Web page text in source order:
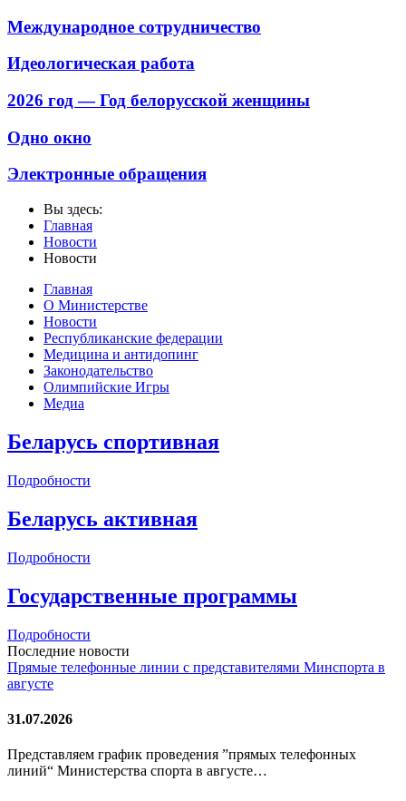
Международное сотрудничество
Идеологическая работа
2026 год — Год белорусской женщины
Одно окно
Электронные обращения
Вы здесь:
Главная
Новости
Новости
Главная
О Министерстве
Новости
Республиканские федерации
Медицина и антидопинг
Законодательство
Олимпийские Игры
Медиа
Беларусь спортивная
Подробности
Беларусь активная
Подробности
Государственные программы
Подробности
Последние новости
Прямые телефонные линии с представителями Минспорта в
августе
31.07.2026
Представляем график проведения ”прямых телефонных
линий“ Министерства спорта в августе…